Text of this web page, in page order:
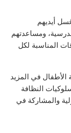
أيديهم
ومساعدتهم
المناسبة لكل
في المزيد
النظافة
والمشاركة في